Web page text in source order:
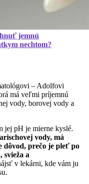
jemnú
nechtom?
– Adolfovi
má veľmi príjemnú
vody, borovej vody a
jej pH je mierne kyslé.
vody, má
dôvod, prečo je pleť po
svieža a
v lekárni, kde vám ju